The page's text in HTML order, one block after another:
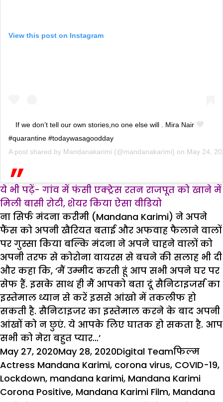
View this post on Instagram
If we don’t tell our own stories,no one else will . Mira Nair
#quarantine #todaywasagoodday
A post shared by Mandanakarimi (@mandanakarimi) on May 24,
ये भी पढ़ें- गांव में फंसी एक्ट्रेस रतन राजपूत को खाने में
मिली बासी रोटी, शेयर किया ऐसा वीडियो
ना सिर्फ मंदना करीमी (Mandana Karimi) ने अपने
फैंस को अपनी खैरियत बताई और अफवाह फैलाने वालों
पर गुस्सा किया बल्कि मंदना ने अपने चाहने वालों को
अपनी तरफ से कोरोना वायरस से बचने की सलाह भी दी
और कहा कि, ‘मैं उम्मीद करती हूं आप सभी अपने घर पर
सेफ हैं. इसके साथ ही मैं आपको बता दूं सैनिटाइजर्स का
इस्तेमाल ध्यान से करें इससे आंखो में तकलीफ हो
सकती है. सैनिटाइजर का इस्तेमाल करने के बाद अपनी
आंखों को न छुएं. ये आपके लिए घातक हो सकता है. आप
सभी को मेरा बहुत प्यार…’
Posted
on
May 27, 2020May 28, 2020Author
Digital TeamCategories
फिल्मTags
Actress Mandana Karimi, corona virus, COVID-19,
Lockdown, mandana karimi, Mandana Karimi
Corona Positive, Mandana Karimi Film, Mandana